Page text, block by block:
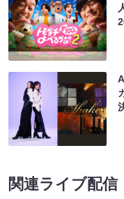
関連ライブ配信